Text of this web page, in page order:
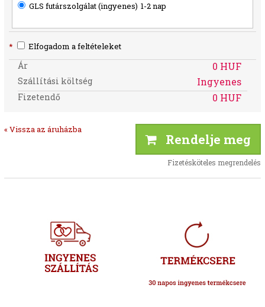
GLS futárszolgálat (ingyenes) 1-2 nap
* Elfogadom a feltételeket
Ár 0 HUF
Szállítási költség Ingyenes
Fizetendő 0 HUF
« Vissza az áruházba
Rendelje meg
Fizetésköteles megrendelés